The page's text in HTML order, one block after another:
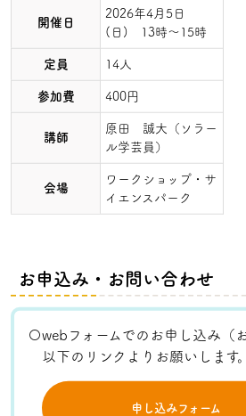
開催日
2026年4月5日
(日) 13時～15時
定員 14人
参加費 400円
講師
原田 誠大（ソラー
ル学芸員）
会場
ワークショップ・サ
イエンスパーク
お申込み・お問い合わせ
〇webフォームでのお申し込み（
以下のリンクよりお願いします。
申し込みフォーム